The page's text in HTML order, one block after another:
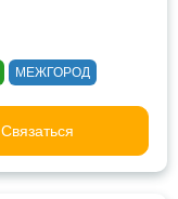
МЕЖГОРОД
Связаться